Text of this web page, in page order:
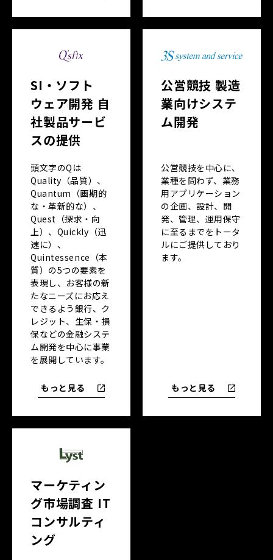
SI・ソフト
ウェア開発 自
社製品サービ
スの提供
頭文字のQは
Quality（品質）、
Quantum（画期的
な・革新的な）、
Quest（探求・向
上）、Quickly（迅
速に）、
Quintessence（本
質）の5つの要素を
表現し、お客様の新
たなニーズにお応え
できるよう銀行、ク
レジット、生保・損
保などの金融システ
ム開発を中心に事業
を展開しています。
もっと見る
公営競技 製造
業向けシステ
ム開発
公営競技を中心に、
業種を問わず、業務
用アプリケーション
の企画、設計、開
発、管理、運用保守
に至るまでをトータ
ルにご提供しており
ます。
もっと見る
マーケティン
グ市場調査 IT
コンサルティ
ング